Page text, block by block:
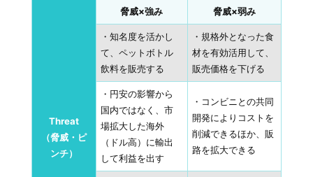
Threat
（脅威・ピ
ンチ）
脅威×強み 脅威×弱み
・知名度を活かし
て、ペットボトル
飲料を販売する
・規格外となった食
材を有効活用して、
販売価格を下げる
・円安の影響から
国内ではなく、市
場拡大した海外
（ドル高）に輸出
して利益を出す
・コンビニとの共同
開発によりコストを
削減できるほか、販
路を拡大できる